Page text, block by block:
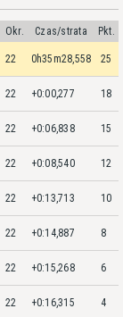
Okr. Czas/strata Pkt.
22 0h35m28,558 25
22 +0:00,277 18
22 +0:06,838 15
22 +0:08,540 12
22 +0:13,713 10
22 +0:14,887 8
22 +0:15,268 6
22 +0:16,315 4